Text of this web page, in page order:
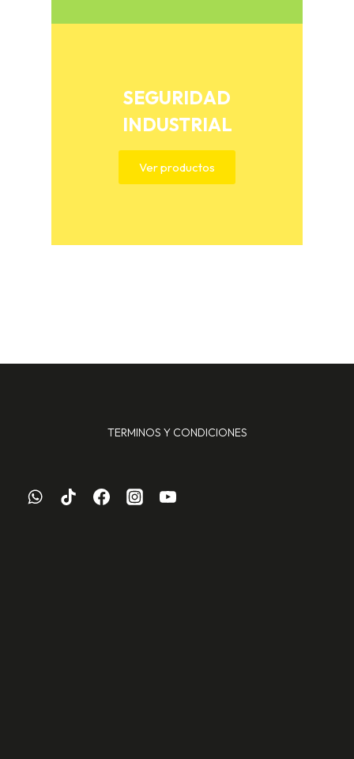
SEGURIDAD
INDUSTRIAL
Ver productos
TERMINOS Y CONDICIONES